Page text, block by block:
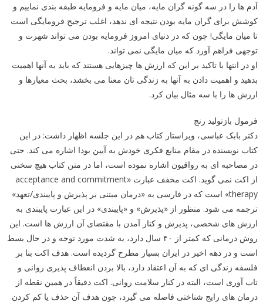
آدم ها را در سه گونه گران مایه، میان مایه و فرومایه طبقه بندی نماییم و
کوشش برای گران مایه بودن نتیجه ای ندهد، اغلب ترجیح فرومایگی است
تا میان مایگی! چون که در دنیای امروز فرومایه بودن می تواند شهرت و
توجهی فراهم آورد که میان مایگی نمی تواند.
او در انتها با تاکید بر این که ارزش ها چیزهایی هستند که باید به آنها اهمیت
بدهید و اهمیت دادن به آنها به زندگی تان معنا می بخشد، بحث معیارها و
ارزش ها را با سه مثال بیان کرد.
فرمول بازتولید رنج
دکتر بابک عباسی، ویراستار کتاب هم در این جلسه اظهار داشت: در این
کتاب نویسنده در مقام منابع فکری خودش به آیین بودا اشاره می کند. حتی
در مصاحبه ای به رواقیون اشاره نموده است، اما در متن کتاب هیچ سخنی
از اکت نمی گوید. اکت مخفف عبارت «acceptance and commitment
therapy» است که در فارسی به «درمان مبتنی بر پذیرش و پایبندی/تعهد»
ترجمه می شود. منظور از «پذیرش» و «پایبندی» در این عبارت پایبندی به
ارزش های شخصی، پذیرش و کنار آمدن با مقتضای آن ارزش ها است. این
روش درمانی که کمتر از ۴۰ سال دارد، به شدت مورد توجه و در حال بسط
است و در دهه اخیر در ایران بسیار مطرح گردیده است. هدف اکت بنا بر
فلسفه زندگی ای که به آن اعتقاد دارد، بالا بردن انعطاف پذیری روانی و
تاب آوری است، البته در کنار سلامت روانی. اکت دقیقاً در همین نقطه از
درمان های رایج شناختی فاصله می گیرد، چون هدف آن حذف یا کم کردن